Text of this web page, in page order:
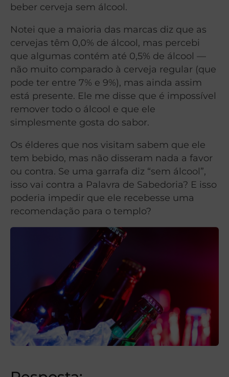
beber cerveja sem álcool.
Notei que a maioria das marcas diz que as
cervejas têm 0,0% de álcool, mas percebi
que algumas contém até 0,5% de álcool —
não muito comparado à cerveja regular (que
pode ter entre 7% e 9%), mas ainda assim
está presente. Ele me disse que é impossível
remover todo o álcool e que ele
simplesmente gosta do sabor.
Os élderes que nos visitam sabem que ele
tem bebido, mas não disseram nada a favor
ou contra. Se uma garrafa diz “sem álcool”,
isso vai contra a Palavra de Sabedoria? E isso
poderia impedir que ele recebesse uma
recomendação para o templo?